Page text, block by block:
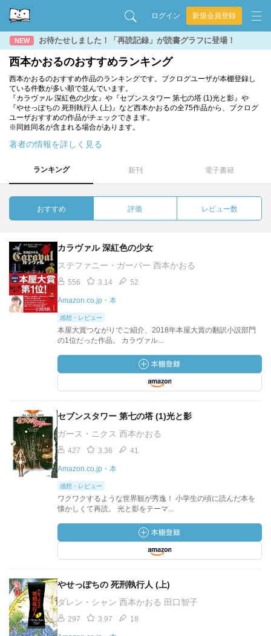
ログイン 新規会員登録
NEW お待たせしました！「再読記録」が読書グラフに登場！
西本かおるのおすすめランキング
西本かおるのおすすめ作品のランキングです。ブクログユーザが本棚登録し
ている件数が多い順で並んでいます。
『カラヴァル 深紅色の少女』や『セブンスタワー 第七の塔 (1)光と影』や
『やせっぽちの 死刑執行人 (上)』など西本かおるの全75作品から、ブクログ
ユーザおすすめの作品がチェックできます。
※同姓同名が含まれる場合があります。
著者の情報を詳しく見る
ランキング 新刊 電子書籍
おすすめ 評価 レビュー数
カラヴァル 深紅色の少女
ステファニー・ガーバー 西本かおる
556 3.14 52
Amazon.co.jp・本
感想・レビュー
本屋大賞つながりでご紹介、2018年本屋大賞の翻訳小説部門
の1位だった作品。 カラヴァル...
セブンスタワー 第七の塔 (1)光と影
ガース・ニクス 西本かおる
427 3.36 41
Amazon.co.jp・本
感想・レビュー
ワクワクするような世界観が秀逸！ 小学生の頃に読んだ本を
懐かしくて再読。 光と影をテーマ...
やせっぽちの 死刑執行人 (上)
ダレン・シャン 西本かおる 田口智子
297 3.97 18